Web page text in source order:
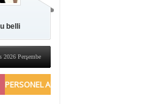
belli
Toplantısı yapıldı
2026 Perşembe